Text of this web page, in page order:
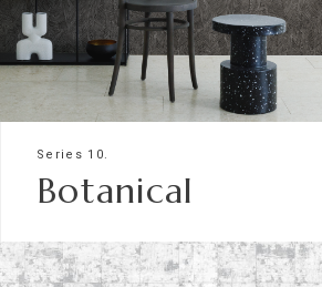
Series 10.
Botanical